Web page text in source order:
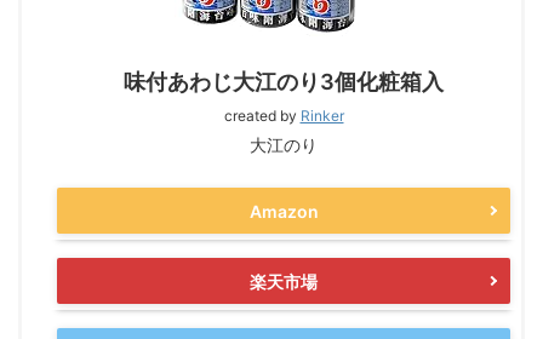
味付あわじ大江のり3個化粧箱入
created by Rinker
大江のり
Amazon
楽天市場